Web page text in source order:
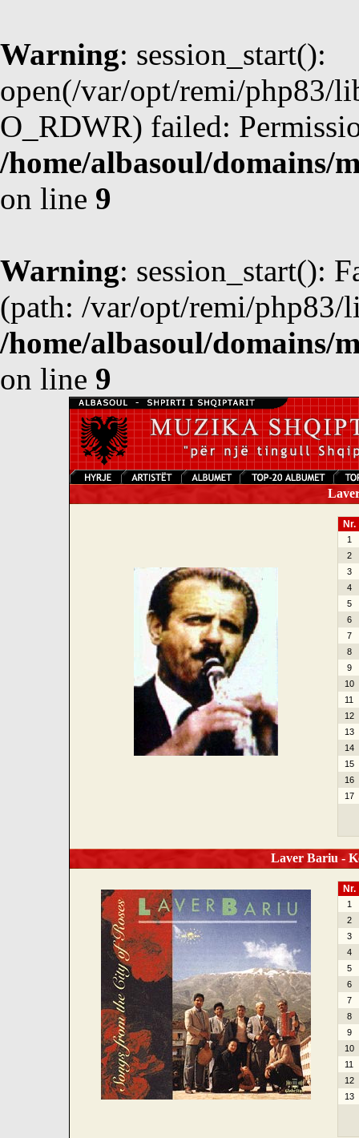
Warning: session_start():
open(/var/opt/remi/php83/
O_RDWR) failed:
/home/albasoul/domains/
on line 9
Warning: session_start():
(path: /var/opt/remi/php83/
/home/albasoul/domains/
on line 9
Nr.
1
2
3
4
5
6
7
8
9
10
11
12
13
14
15
16
17
Laver Bariu -
Nr.
1
2
3
4
5
6
7
8
9
10
11
12
13